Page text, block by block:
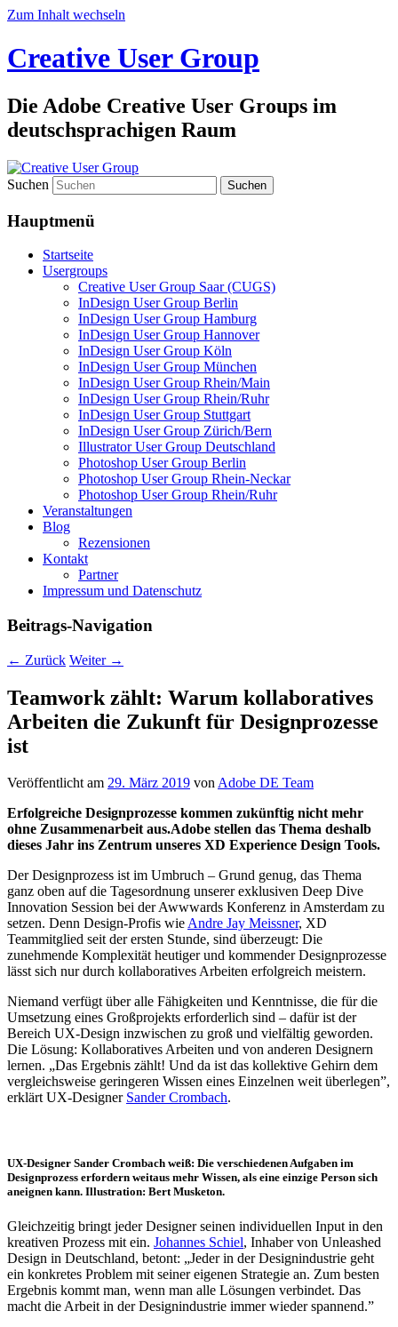
Zum Inhalt wechseln
Creative User Group
Die Adobe Creative User Groups im
deutschsprachigen Raum
Suchen
Hauptmenü
Startseite
Usergroups
Creative User Group Saar (CUGS)
InDesign User Group Berlin
InDesign User Group Hamburg
InDesign User Group Hannover
InDesign User Group Köln
InDesign User Group München
InDesign User Group Rhein/Main
InDesign User Group Rhein/Ruhr
InDesign User Group Stuttgart
InDesign User Group Zürich/Bern
Illustrator User Group Deutschland
Photoshop User Group Berlin
Photoshop User Group Rhein-Neckar
Photoshop User Group Rhein/Ruhr
Veranstaltungen
Blog
Rezensionen
Kontakt
Partner
Impressum und Datenschutz
Beitrags-Navigation
← Zurück Weiter →
Teamwork zählt: Warum kollaboratives
Arbeiten die Zukunft für Designprozesse
ist
Veröffentlicht am 29. März 2019 vonAdobe DE Team
Erfolgreiche Designprozesse kommen zukünftig nicht mehr
ohne Zusammenarbeit aus.Adobe stellen das Thema deshalb
dieses Jahr ins Zentrum unseres XD Experience Design Tools.
Der Designprozess ist im Umbruch – Grund genug, das Thema
ganz oben auf die Tagesordnung unserer exklusiven Deep Dive
Innovation Session bei der Awwwards Konferenz in Amsterdam zu
setzen. Denn Design-Profis wieAndre Jay Meissner, XD
Teammitglied seit der ersten Stunde, sind überzeugt: Die
zunehmende Komplexität heutiger und kommender Designprozesse
lässt sich nur durch kollaboratives Arbeiten erfolgreich meistern.
Niemand verfügt über alle Fähigkeiten und Kenntnisse, die für die
Umsetzung eines Großprojekts erforderlich sind – dafür ist der
Bereich UX-Design inzwischen zu groß und vielfältig geworden.
Die Lösung: Kollaboratives Arbeiten und von anderen Designern
lernen. „Das Ergebnis zählt! Und da ist das kollektive Gehirn dem
vergleichsweise geringeren Wissen eines Einzelnen weit überlegen”,
erklärt UX-Designer Sander Crombach.
UX-Designer Sander Crombach weiß: Die verschiedenen Aufgaben im
Designprozess erfordern weitaus mehr Wissen, als eine einzige Person sich
aneignen kann. Illustration: Bert Musketon.
Gleichzeitig bringt jeder Designer seinen individuellen Input in den
kreativen Prozess mit ein. Johannes Schiel, Inhaber von Unleashed
Design in Deutschland, betont: „Jeder in der Designindustrie geht
ein konkretes Problem mit seiner eigenen Strategie an. Zum besten
Ergebnis kommt man, wenn man alle Lösungen verbindet. Das
macht die Arbeit in der Designindustrie immer wieder spannend.”